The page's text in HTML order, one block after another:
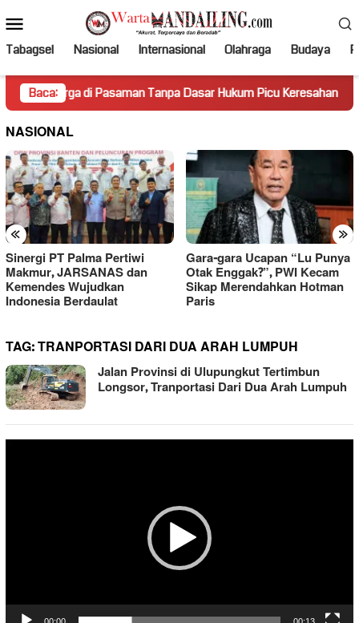
ke
kontenMobile
Tabagsel Nasional Internasional Olahraga Budaya
Baca:
di Pasaman Tanpa Dasar Hukum Picu Keresahan Truk
NASIONAL
« »
Sinergi PT Palma Pertiwi
Makmur, JARSANAS dan
Kemendes Wujudkan
Indonesia Berdaulat
Gara-gara Ucapan “Lu Punya
Otak Enggak?”, PWI Kecam
Sikap Merendahkan Hotman
Paris
TAG:TRANPORTASI DARI DUA ARAH LUMPUH
Jalan Provinsi di Ulupungkut Tertimbun
Longsor, Tranportasi Dari Dua Arah Lumpuh